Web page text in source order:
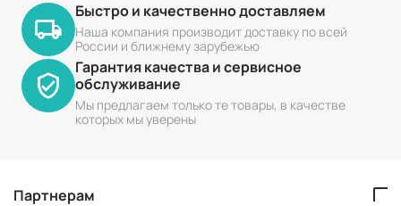
Быстро и качественно доставляем
Наша компания производит доставку по всей
России и ближнему зарубежью
Гарантия качества и сервисное
обслуживание
Мы предлагаем только те товары, в качестве
которых мы уверены
Партнерам